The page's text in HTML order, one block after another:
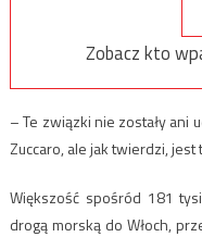
Zobacz kto
– Te związki nie zostały
Zuccaro, ale jak twierdzi,
Większość spośród 181
drogą morską do Włoch,